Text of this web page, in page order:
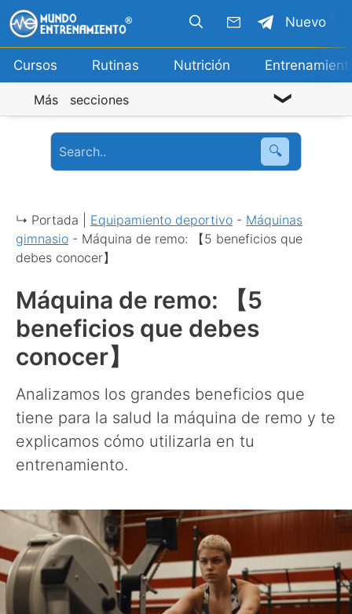
Saltar
al
contenido
Cursos Rutinas Nutrición
Nuevo
Más secciones
🔍
↳ Portada | Equipamiento deportivo - Máquinas
gimnasio - Máquina de remo: 【5 beneficios que
debes conocer】
Máquina de remo: 【5
beneficios que debes
conocer】
Analizamos los grandes beneficios que
tiene para la salud la máquina de remo y te
explicamos cómo utilizarla en tu
entrenamiento.